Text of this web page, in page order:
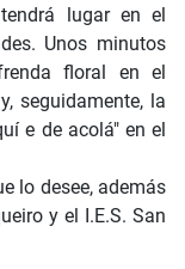
lugar en el
Unos minutos
floral en el
seguidamente, la
e de acolá" en el
lo desee, además
y el I.E.S. San